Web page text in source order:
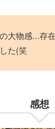
大物感...存
た(笑
感想